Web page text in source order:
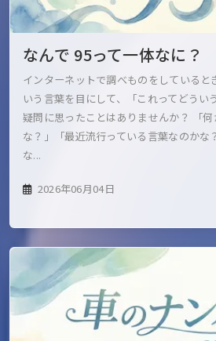
なんで 95って一体なに？
インターネットで調べものをしていると
いう言葉を目にして、「これってどうい
疑問に思ったことはありませんか？ 「
な？」「最近流行っている言葉なのかな
な...
2026年06月04日